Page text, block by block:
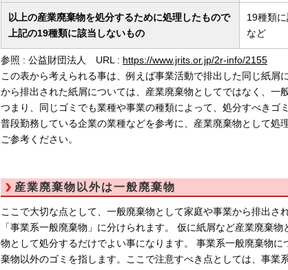
以上の産業廃棄物を処分するために処理したもので
上記の19種類に該当しないもの
19種類
など
参照 : 公益財団法人 URL : https://www.jrits.or.jp/2r-info/2155
この表から考えられる事は、例えば事業活動で排出した同じ紙屑
から排出された紙屑については、産業廃棄物としてではなく、一
つまり、同じゴミでも業種や事業の種類によって、処分すべきゴ
普段勤務している企業の業種などを参考に、産業廃棄物として処
ご参考ください。
産業廃棄物以外は一般廃棄物
ここで大切な点として、一般廃棄物として家庭や事業から排出さ
「事業系一般廃棄物」に分けられます。 仮に紙屑など産業廃棄
物として処分するだけでよい事になります。 事業系一般廃棄物
棄物以外のゴミを指します。ここで注意すべき点としては、事業